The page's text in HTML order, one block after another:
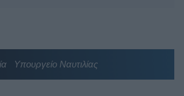
Υπουργείο Ναυτιλίας